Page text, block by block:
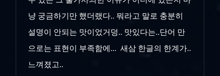
냥 궁금하기만 했더랬다.. 뭐라고 말로 충분히
설명이 안되는 맛이었거덩.. 맛있다는..단어 만
으로는 표현이 부족함에... 새삼 한글의 한계가..
느껴졌고..